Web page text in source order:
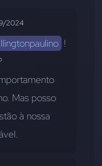
2024
!
Mas posso
à nossa